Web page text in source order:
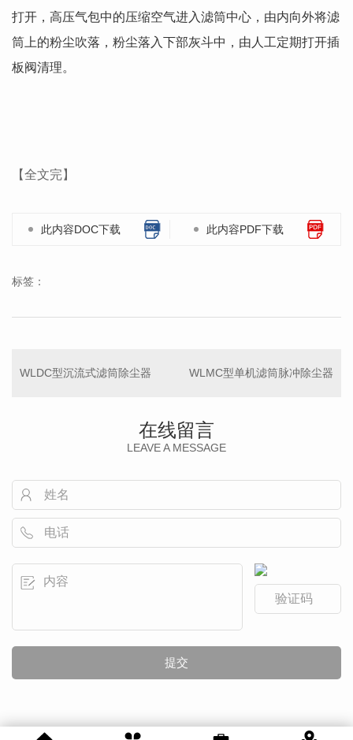
打开，高压气包中的压缩空气进入滤筒中心，由内向外将滤
筒上的粉尘吹落，粉尘落入下部灰斗中，由人工定期打开插
板阀清理。
【全文完】
此内容DOC下载 此内容PDF下载
标签：
WLDC型沉流式滤筒除尘器 WLMC型单机滤筒脉冲除尘器
在线留言
LEAVE A MESSAGE